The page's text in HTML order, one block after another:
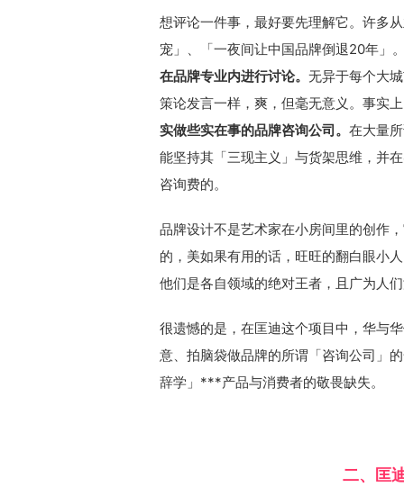
想评论一件事，最好要先理解它。许多
宠」、「一夜间让中国品牌倒退20年」
在品牌专业内进行讨论。 无异于每个大
策论发言一样，爽，但毫无意义。事实
实做些实在事的品牌咨询公司 。 在大量
能坚持其「三现主义」与货架思维，并
咨询费的。
品牌设计不是艺术家在小房间里的创作
的，美如果有用的话，旺旺的翻白眼小
他们是各自领域的绝对王者，且广为人
很遗憾的是，在匡迪这个项目中，华与
意、拍脑袋做品牌的所谓「咨询公司」
辞学」***产品与消费者的敬畏缺失。
二、匡